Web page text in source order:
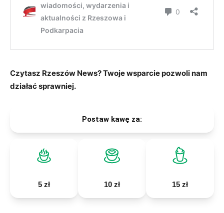
Czytasz Rzeszów News? Twoje wsparcie pozwoli nam
działać sprawniej.
Postaw kawę za:
5 zł 10 zł 15 zł